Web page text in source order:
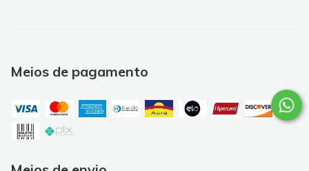
Meios de pagamento